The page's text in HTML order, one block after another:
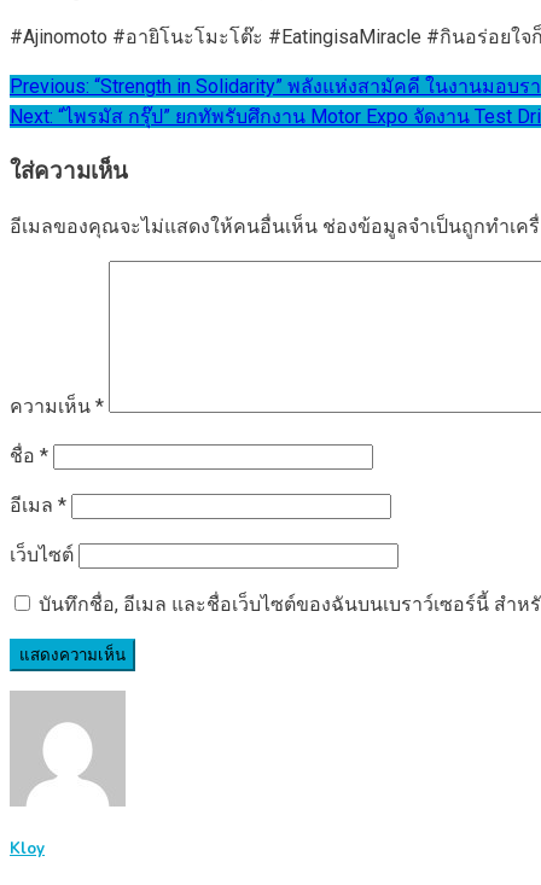
#Ajinomoto #อายิโนะโมะโต๊ะ #EatingisaMiracle #กินอร่อยใ
แนะแนว
เรื่อง
Previous: “Strength in Solidarity” พลังแห่งสามัคคี ในงานมอบ
Next: “ไพรมัส กรุ๊ป” ยกทัพรับศึกงาน Motor Expo จัดงาน Test
ใส่ความเห็น
อีเมลของคุณจะไม่แสดงให้คนอื่นเห็น ช่องข้อมูลจำเป็นถูกทำเค
ความเห็น *
ชื่อ *
อีเมล *
เว็บไซต์
บันทึกชื่อ, อีเมล และชื่อเว็บไซต์ของฉันบนเบราว์เซอร์นี้ สำห
Kloy